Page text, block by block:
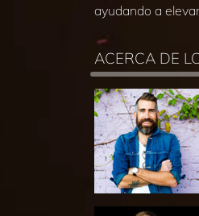
ayudando a
ACERCA DE